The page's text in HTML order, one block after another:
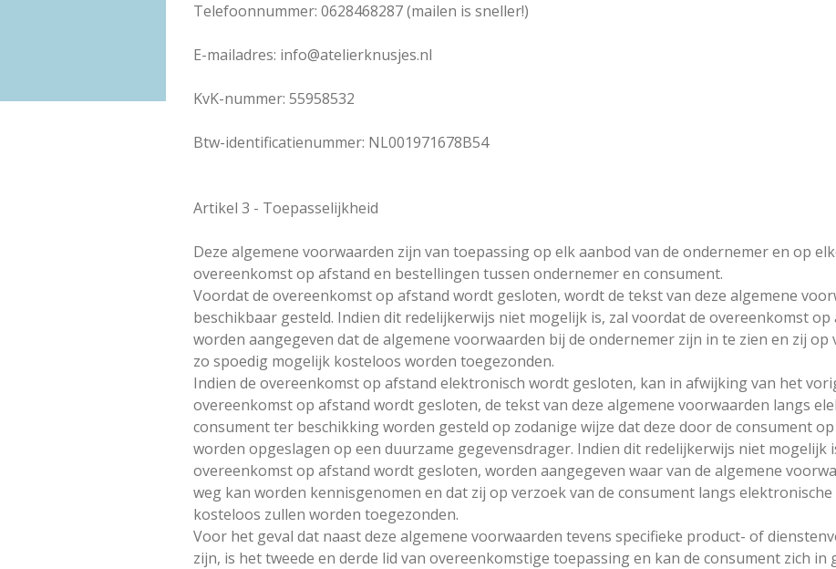
Telefoonnummer: 0628468287 (mailen is sneller!)
E-mailadres: info@atelierknusjes.nl
KvK-nummer: 55958532
Btw-identificatienummer: NL001971678B54
Artikel 3 - Toepasselijkheid
Deze algemene voorwaarden zijn van toepassing op elk aanbod van de ondernemer en op
overeenkomst op afstand en bestellingen tussen ondernemer en consument.
Voordat de overeenkomst op afstand wordt gesloten, wordt de tekst van deze algemene
beschikbaar gesteld. Indien dit redelijkerwijs niet mogelijk is, zal voordat de overeenkomst
worden aangegeven dat de algemene voorwaarden bij de ondernemer zijn in te zien en zij op
zo spoedig mogelijk kosteloos worden toegezonden.
Indien de overeenkomst op afstand elektronisch wordt gesloten, kan in afwijking van het
overeenkomst op afstand wordt gesloten, de tekst van deze algemene voorwaarden langs
consument ter beschikking worden gesteld op zodanige wijze dat deze door de consument
worden opgeslagen op een duurzame gegevensdrager. Indien dit redelijkerwijs niet mogelijk
overeenkomst op afstand wordt gesloten, worden aangegeven waar van de algemene
weg kan worden kennisgenomen en dat zij op verzoek van de consument langs
kosteloos zullen worden toegezonden.
Voor het geval dat naast deze algemene voorwaarden tevens specifieke product- of
zijn, is het tweede en derde lid van overeenkomstige toepassing en kan de consument zich in